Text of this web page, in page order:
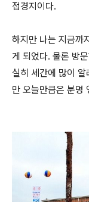
접경지이다.
하지만 나는 지금까
게 되었다. 물론 방
실히 세간에 많이 알
만 오늘만큼은 분명